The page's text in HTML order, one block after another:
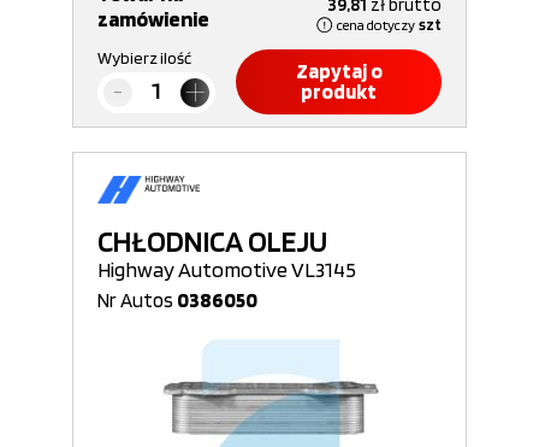
zamówienie
39,81 złbrutto
cena dotyczy szt
Wybierz ilość
Zapytaj o
produkt
CHŁODNICA OLEJU
Highway Automotive VL3145
Nr Autos 0386050